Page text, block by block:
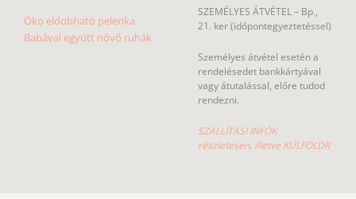
Öko eldobható pelenka
Babával együtt nővő ruhák
SZEMÉLYES ÁTVÉTEL – Bp.,
21. ker (időpontegyeztetéssel)
Személyes átvétel esetén a
rendelésedet bankkártyával
vagy átutalással, előre tudod
rendezni.
SZÁLLÍTÁSI INFÓK
részletesen, illetve KÜLFÖLDR